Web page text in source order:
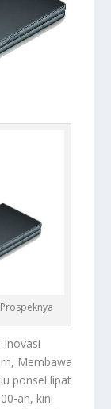
Inovasi
Membawa
ponsel lipat
an, kini